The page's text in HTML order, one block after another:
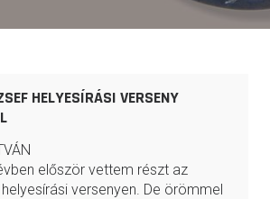
HELYESÍRÁSI VERSENY
először vettem részt az
versenyen. De örömmel